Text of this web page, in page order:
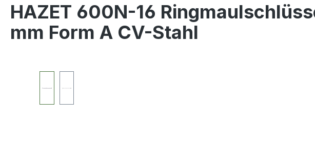
HAZET 600N-16
mm Form A CV-Stahl